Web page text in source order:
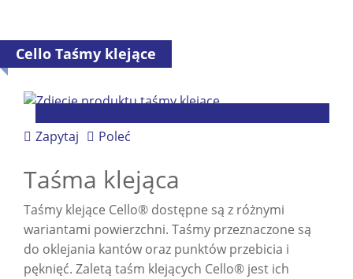
Cello Taśmy klejące
Zapytaj Poleć
Taśma klejąca
Taśmy klejące Cello® dostępne są z różnymi
wariantami powierzchni. Taśmy przeznaczone są
do oklejania kantów oraz punktów przebicia i
pęknięć. Zaletą taśm klejących Cello® jest ich